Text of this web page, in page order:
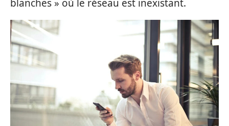
blanches » où le réseau est inexistant.